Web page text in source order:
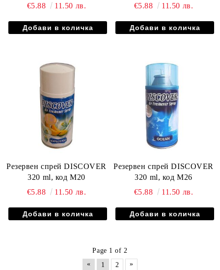
€5.88
11.50 лв.
€5.88
11.50 лв.
Резервен спрей DISCOVER
320 ml, код М20
€5.88
11.50 лв.
Резервен спрей DISCOVER
320 ml, код М26
€5.88
11.50 лв.
Page 1 of 2
«
1 2 »